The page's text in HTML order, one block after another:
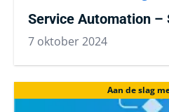
Service Automation –
7 oktober 2024
Aan de slag